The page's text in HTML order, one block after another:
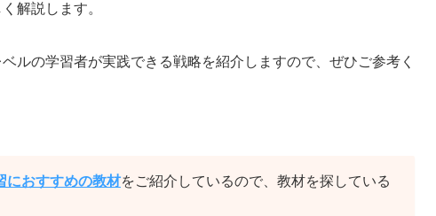
解説します。
ルの学習者が実践できる戦略を紹介しますので、ぜひご参考く
におすすめの教材をご紹介しているので、教材を探している